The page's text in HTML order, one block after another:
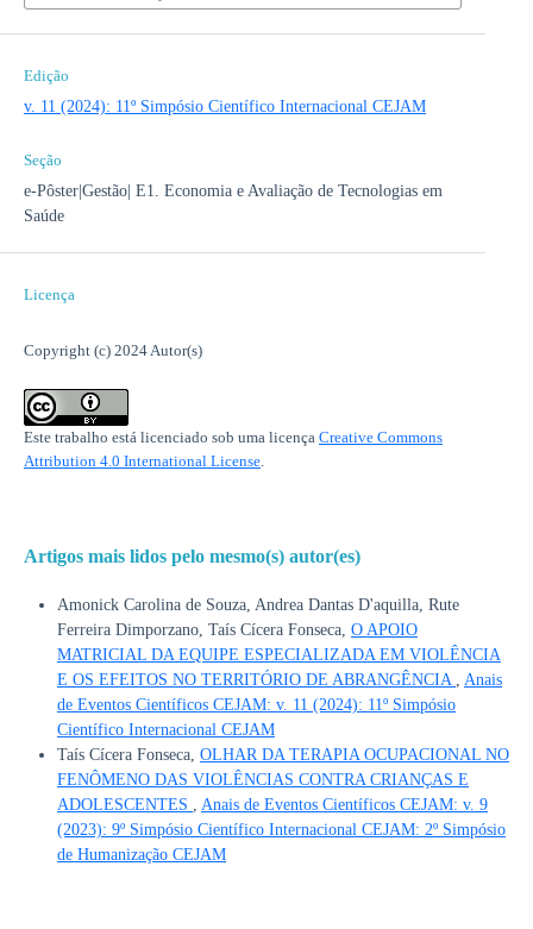
Edição
v. 11 (2024): 11º Simpósio Científico Internacional CEJAM
Seção
e-Pôster|Gestão| E1. Economia e Avaliação de Tecnologias em
Saúde
Licença
Copyright (c) 2024 Autor(s)
Este trabalho está licenciado sob uma licença Creative Commons
Attribution 4.0 International License.
Artigos mais lidos pelo mesmo(s) autor(es)
Amonick Carolina de Souza, Andrea Dantas D'aquilla, Rute
Ferreira Dimporzano, Taís Cícera Fonseca, O APOIO
MATRICIAL DA EQUIPE ESPECIALIZADA EM VIOLÊNCIA
E OS EFEITOS NO TERRITÓRIO DE ABRANGÊNCIA
Anais
de Eventos Científicos CEJAM: v. 11 (2024): 11º Simpósio
Científico Internacional CEJAM
Taís Cícera Fonseca, OLHAR DA TERAPIA OCUPACIONAL NO
FENÔMENO DAS VIOLÊNCIAS CONTRA CRIANÇAS E
ADOLESCENTES
Anais de Eventos Científicos CEJAM: v. 9
(2023): 9º Simpósio Científico Internacional CEJAM: 2º Simpósio
de Humanização CEJAM